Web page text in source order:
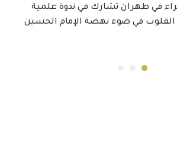
في طهران تشارك في ندوة علمية
القلوب في ضوء نهضة الإمام الحسين